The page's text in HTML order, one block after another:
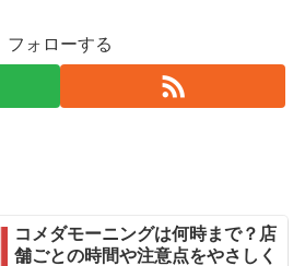
フォローする
コメダモーニングは何時まで？店
舗ごとの時間や注意点をやさしく